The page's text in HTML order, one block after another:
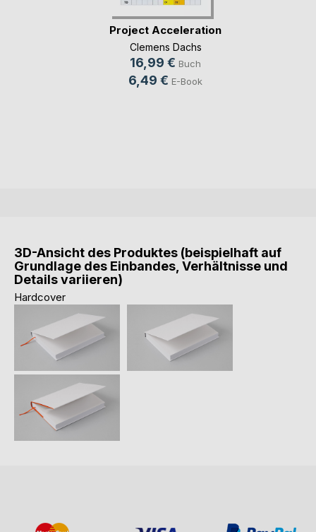
Project Acceleration
Clemens Dachs
16,99 € Buch
6,49 € E-Book
3D-Ansicht des Produktes (beispielhaft auf
Grundlage des Einbandes, Verhältnisse und
Details variieren)
Hardcover